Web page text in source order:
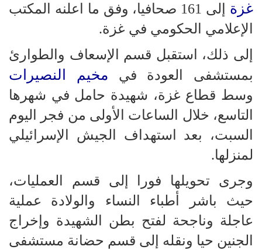
غزة
إلى 161 صحافيا، وفق ما اعلنه المكتب
الإعلامي الحكومي في غزة.
إلى ذلك، استقبل قسم الإسعاف والطوارئ
بمستشفى العودة في مخيم النصيرات
وسط قطاع غزة، شهيدة حامل في شهرها
التاسع، خلال الساعات الأولى من فجر اليوم
السبت، بعد استهداف الجيش الإسرائيلي
لمنزلها.
وجرى تحويلها فورا إلى قسم العمليات،
حيث باشر أطباء النساء والولادة عملية
عاجلة وناجحة لفتح بطن الشهيدة وإخراج
الجنين حيا ونقله إلى قسم حضانة مستشفى